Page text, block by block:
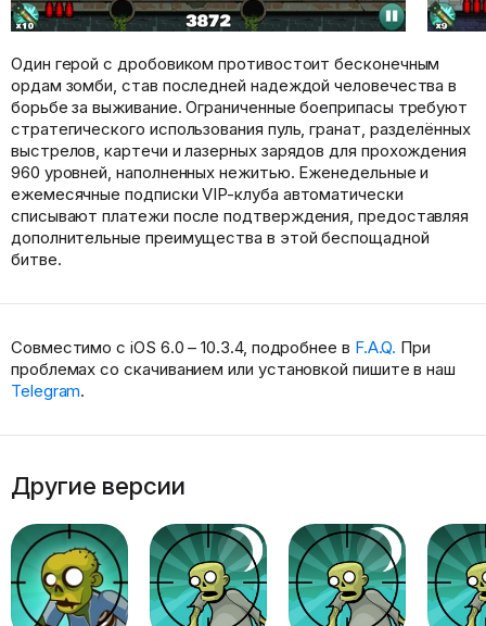
Один герой с дробовиком противостоит бесконечным
ордам зомби, став последней надеждой человечества в
борьбе за выживание. Ограниченные боеприпасы требуют
стратегического использования пуль, гранат, разделённых
выстрелов, картечи и лазерных зарядов для прохождения
960 уровней, наполненных нежитью. Еженедельные и
ежемесячные подписки VIP-клуба автоматически
списывают платежи после подтверждения, предоставляя
дополнительные преимущества в этой беспощадной
битве.
Совместимо с iOS 6.0 – 10.3.4, подробнее в F.A.Q. При
проблемах со скачиванием или установкой пишите в наш
Telegram.
Другие версии